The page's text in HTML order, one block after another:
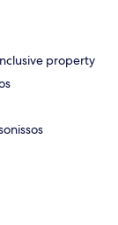
property